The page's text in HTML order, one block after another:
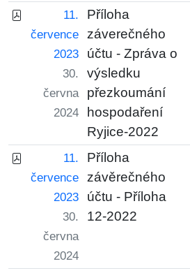
11.
července
2023
30.
června
2024
Příloha
záverečného
účtu - Zpráva o
výsledku
přezkoumání
hospodaření
Ryjice-2022
11.
července
2023
30.
června
2024
Příloha
závěrečného
účtu - Příloha
12-2022